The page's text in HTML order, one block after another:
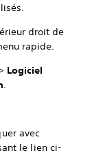
droit de
rapide.
Logiciel
.
avec
le lien ci-